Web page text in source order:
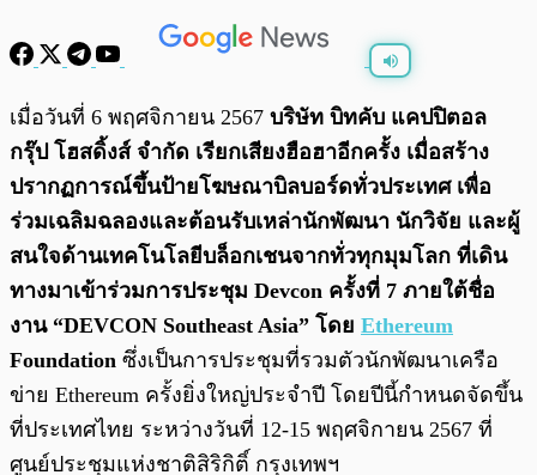
พร้อมเล่น 0:00/
เมื่อวันที่ 6 พฤศจิกายน 2567 บริษัท บิทคับ แคปปิตอล
กรุ๊ป โฮสดิ้งส์ จำกัด เรียกเสียงฮือฮาอีกครั้ง เมื่อสร้าง
ปรากฏการณ์ขึ้นป้ายโฆษณาบิลบอร์ดทั่วประเทศ เพื่อ
ร่วมเฉลิมฉลองและต้อนรับเหล่านักพัฒนา นักวิจัย และผู้
สนใจด้านเทคโนโลยีบล็อกเชนจากทั่วทุกมุมโลก ที่เดิน
ทางมาเข้าร่วมการประชุม Devcon ครั้งที่ 7 ภายใต้ชื่อ
งาน “DEVCON Southeast Asia” โดย Ethereum
Foundation ซึ่งเป็นการประชุมที่รวมตัวนักพัฒนาเครือ
ข่าย Ethereum ครั้งยิ่งใหญ่ประจำปี โดยปีนี้กำหนดจัดขึ้น
ที่ประเทศไทย ระหว่างวันที่ 12-15 พฤศจิกายน 2567 ที่
ศูนย์ประชุมแห่งชาติสิริกิติ์ กรุงเทพฯ